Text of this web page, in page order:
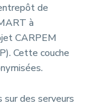
de
à
CARPEM
Cette couche
des serveurs